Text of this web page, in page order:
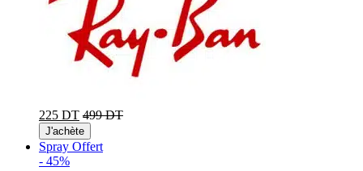
225 DT 499 DT
J'achète
Spray Offert
- 45%